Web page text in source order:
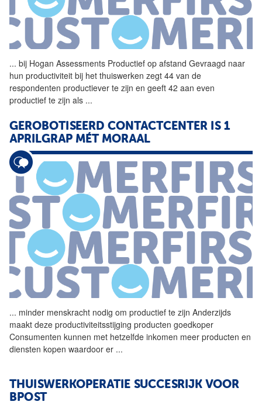
... bij Hogan Assessments Productief op afstand Gevraagd naar
hun productiviteit bij het thuiswerken zegt 44 van de
respondenten productiever te zijn en geeft 42 aan even
productief te zijn als ...
GEROBOTISEERD CONTACTCENTER IS 1
APRILGRAP MÉT MORAAL
... minder menskracht nodig om productief te zijn Anderzijds
maakt deze productiviteitsstijging producten goedkoper
Consumenten kunnen met hetzelfde inkomen meer producten en
diensten kopen waardoor er ...
THUISWERKOPERATIE SUCCESRIJK VOOR
BPOST